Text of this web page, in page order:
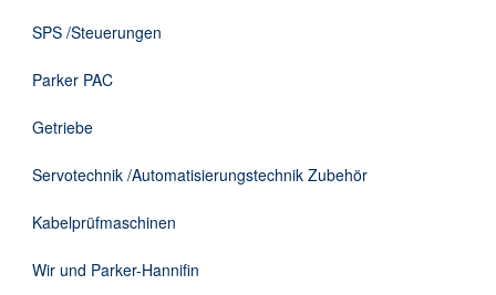
SPS /Steuerungen
Parker PAC
Getriebe
Servotechnik /Automatisierungstechnik Zubehör
Kabelprüfmaschinen
Wir und Parker-Hannifin